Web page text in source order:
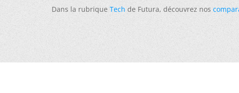
Dans la rubriqueTechde Futura, découvrez nos